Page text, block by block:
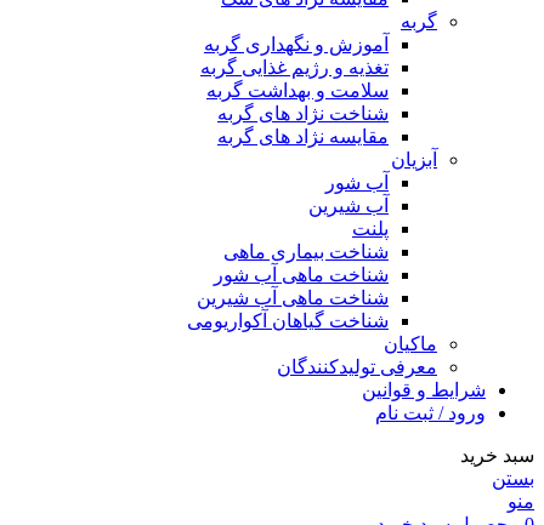
گربه
آموزش و نگهداری گربه
تغذیه و رژیم غذایی گربه
سلامت و بهداشت گربه
شناخت نژاد های گربه
مقایسه نژاد های گربه
آبزیان
آب شور
آب شیرین
پلنت
شناخت بیماری ماهی
شناخت ماهی آب شور
شناخت ماهی آب شیرین
شناخت گیاهان آکواریومی
ماکیان
معرفی تولیدکنندگان
شرایط و قوانین
ورود / ثبت نام
سبد خرید
بستن
منو